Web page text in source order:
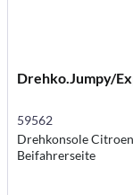
Drehko.Jumpy/
59562
Drehkonsole
Beifahrerseite